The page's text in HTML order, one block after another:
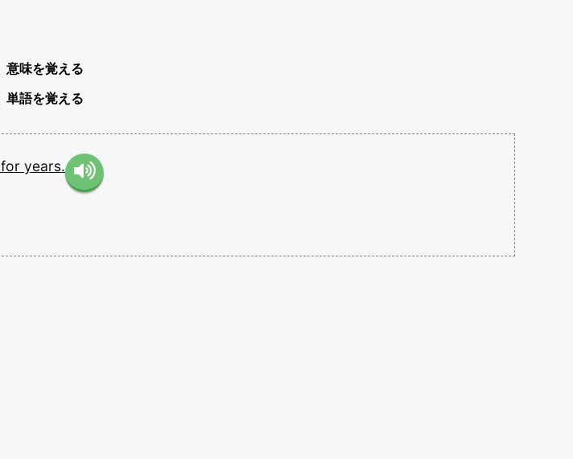
意味を覚える
単語を覚える
for years.